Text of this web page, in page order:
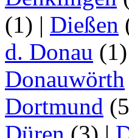
(1) | Dießen
d. Donau (1)
Donauwörth
Dortmund